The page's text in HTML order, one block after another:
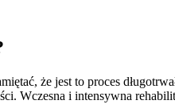
że jest to proces
Wczesna i intensywna